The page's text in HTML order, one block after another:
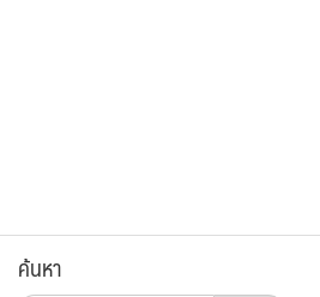
ค้นหา